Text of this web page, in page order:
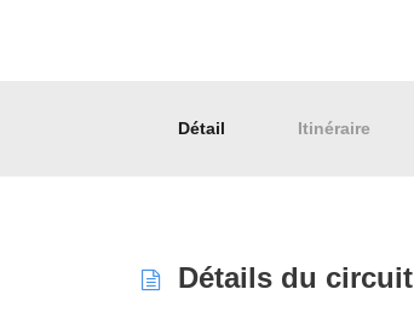
Détail Itinéraire
Détails du circuit